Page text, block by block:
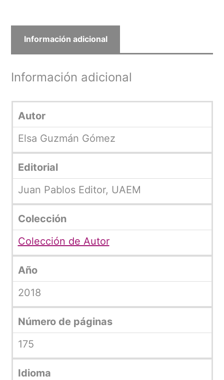
Información adicional
Información adicional
Autor
Elsa Guzmán Gómez
Editorial
Juan Pablos Editor, UAEM
Colección
Colección de Autor
Año
2018
Número de páginas
175
Idioma